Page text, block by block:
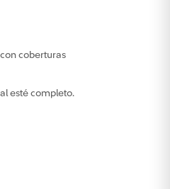
coberturas
esté completo.